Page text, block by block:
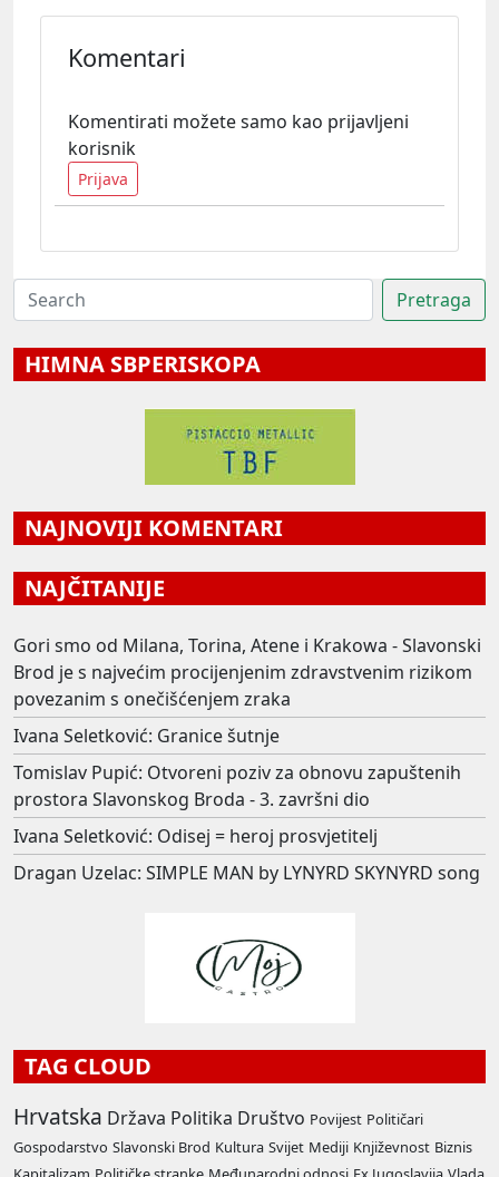
Komentari
Komentirati možete samo kao prijavljeni
korisnik
Prijava
HIMNA SBPERISKOPA
NAJNOVIJI KOMENTARI
NAJČITANIJE
Gori smo od Milana, Torina, Atene i Krakowa - Slavonski
Brod je s najvećim procijenjenim zdravstvenim rizikom
povezanim s onečišćenjem zraka
Ivana Seletković: Granice šutnje
Tomislav Pupić: Otvoreni poziv za obnovu zapuštenih
prostora Slavonskog Broda - 3. završni dio
Ivana Seletković: Odisej = heroj prosvjetitelj
Dragan Uzelac: SIMPLE MAN by LYNYRD SKYNYRD song
TAG CLOUD
Hrvatska Država Politika Društvo Povijest Političari
Gospodarstvo Slavonski Brod Kultura Svijet Mediji Književnost Biznis